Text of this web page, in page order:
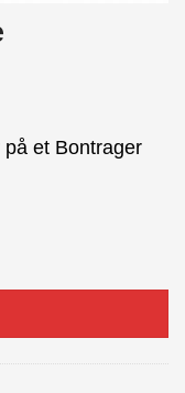
et Bontrager